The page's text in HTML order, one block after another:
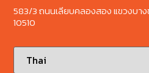
583/3 ถนนเลียบคลองสอง แขวงบา
10510